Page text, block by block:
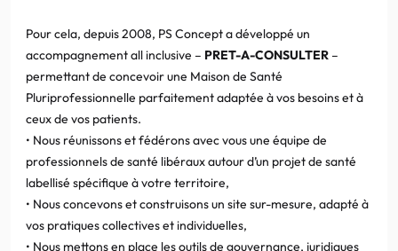
Pour cela, depuis 2008, PS Concept a développé un
accompagnement all inclusive – PRET-A-CONSULTER –
permettant de concevoir une Maison de Santé
Pluriprofessionnelle parfaitement adaptée à vos besoins et à
ceux de vos patients.
• Nous réunissons et fédérons avec vous une équipe de
professionnels de santé libéraux autour d’un projet de santé
labellisé spécifique à votre territoire,
• Nous concevons et construisons un site sur-mesure, adapté à
vos pratiques collectives et individuelles,
• Nous mettons en place les outils de gouvernance, juridiques